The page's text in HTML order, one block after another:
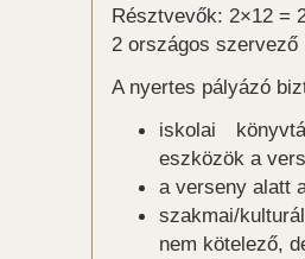
Résztvevők: 2×12 =
2 országos szervező
A nyertes pályázó
iskolai
eszközök a
a verseny alatt
szakmai/
nem kötelező,